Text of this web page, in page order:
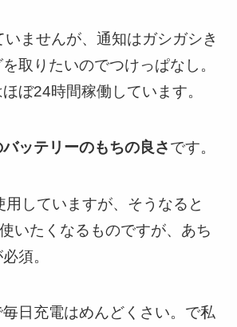
いませんが、通知はガシガシき
取りたいのでつけっぱなし。
ほぼ24時間稼働しています。
ッテリーのもちの良さです。
していますが、そうなると
いたくなるものですが、あち
須。
日充電はめんどくさい。で私